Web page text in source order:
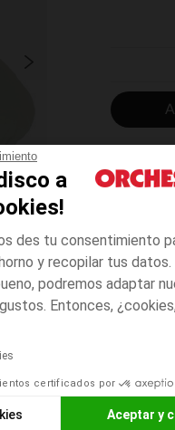
a
des tu consentimiento
y recopilar tus datos.
podremos adaptar
Entonces,
certificados por
Aceptar y
MODOS